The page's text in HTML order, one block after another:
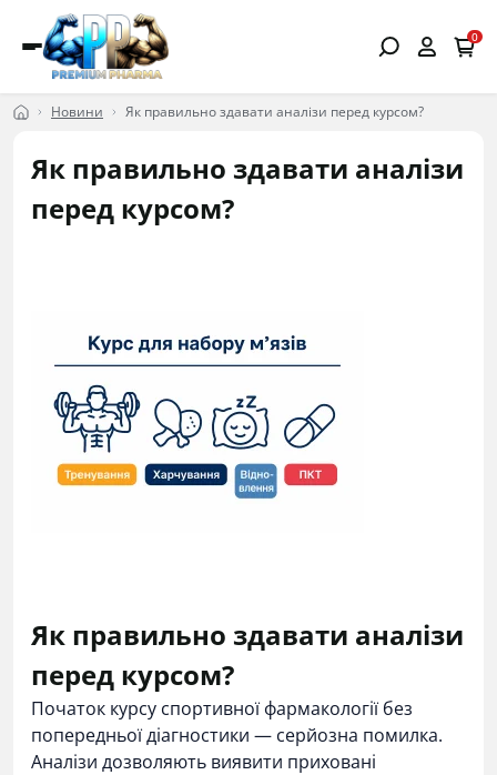
0
Новини Як правильно здавати аналізи перед курсом?
Як правильно здавати аналізи
перед курсом?
Як правильно здавати аналізи
перед курсом?
Початок курсу спортивної фармакології без
попередньої діагностики — серйозна помилка.
Аналізи дозволяють виявити приховані